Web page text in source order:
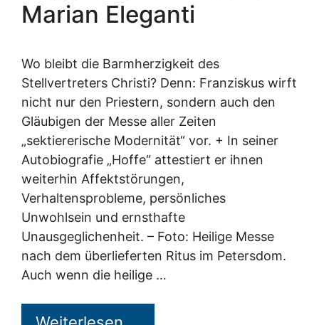
Marian Eleganti
Wo bleibt die Barmherzigkeit des
Stellvertreters Christi? Denn: Franziskus wirft
nicht nur den Priestern, sondern auch den
Gläubigen der Messe aller Zeiten
„sektiererische Modernität“ vor. + In seiner
Autobiografie „Hoffe“ attestiert er ihnen
weiterhin Affektstörungen,
Verhaltensprobleme, persönliches
Unwohlsein und ernsthafte
Unausgeglichenheit. – Foto: Heilige Messe
nach dem überlieferten Ritus im Petersdom.
Auch wenn die heilige …